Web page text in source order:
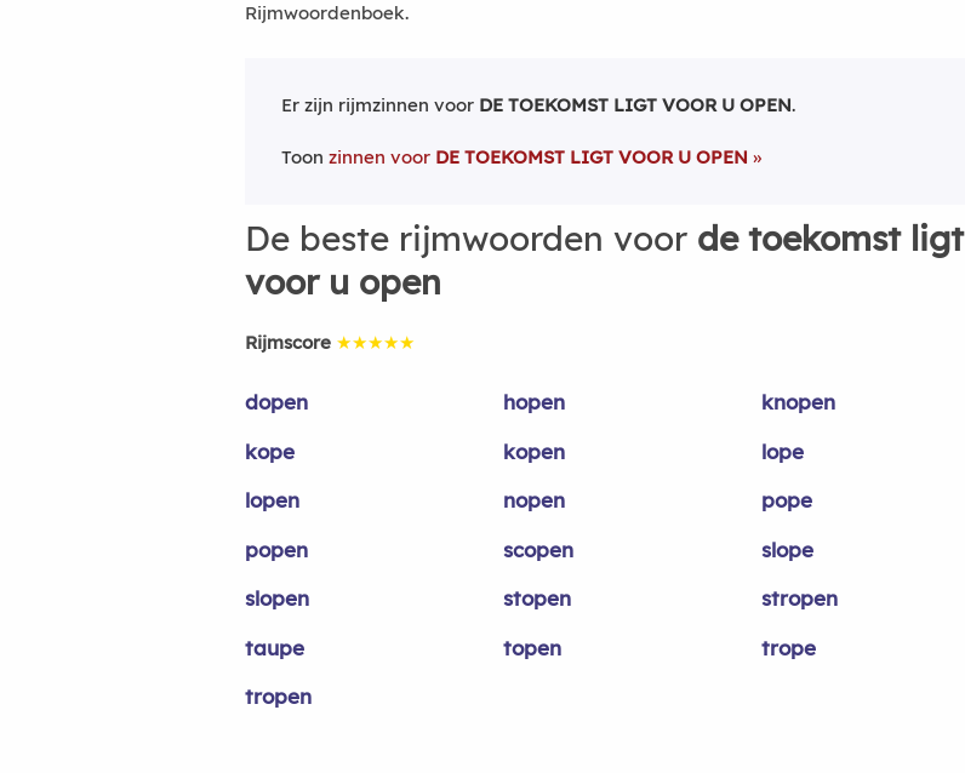
Rijmwoordenboek.
Er zijn rijmzinnen voor DE TOEKOMST LIGT VOOR U OPEN.
Toon zinnen voor DE TOEKOMST LIGT VOOR U OPEN
De beste rijmwoorden voor de toekomst ligt
voor u open
Rijmscore ★★★★★
dopen hopen
knopen
kope
kopen
lope
lopen
nopen
pope
popen
scopen
slope
slopen
stopen
stropen
taupe
topen
trope
tropen